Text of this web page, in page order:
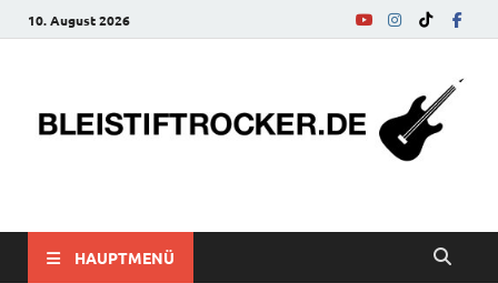
10. August 2026
bleistiftrocker.de
HAUPTMENÜ